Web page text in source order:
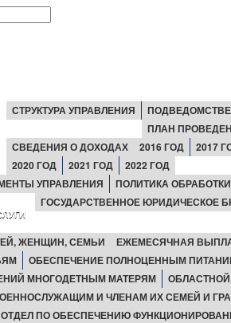
СТРУКТУРА УПРАВЛЕНИЯ
ПЛАН
СВЕДЕНИЯ О ДОХОДАХ
2016 ГОД
2017
2020 ГОД
2021 ГОД
2022 ГОД
УПРАВЛЕНИЯ
ПОЛИТИКА
ГОСУДАРСТВЕННОЕ ЮРИДИЧЕСКОЕ
ЖЕНЩИН, СЕМЬИ
ЕЖЕМЕСЯЧНАЯ
ОБЕСПЕЧЕНИЕ ПОЛНОЦЕННЫМ
МНОГОДЕТНЫМ МАТЕРЯМ
И ЧЛЕНАМ ИХ СЕМЕЙ И
ПО ОБЕСПЕЧЕНИЮ